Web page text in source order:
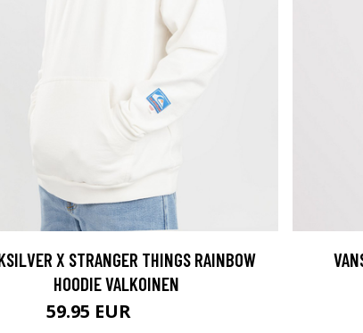
X STRANGER THINGS RAINBOW
HOODIE VALKOINEN
59.95 EUR